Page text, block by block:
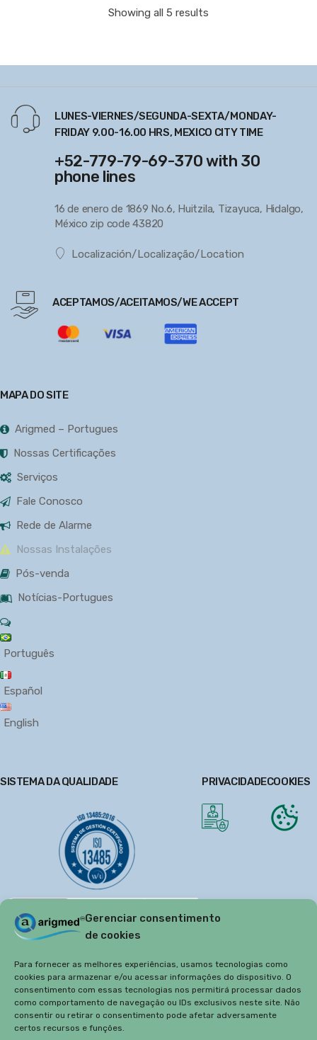
Gerenciar consentimento
de cookies
Para fornecer as melhores experiências, usamos tecnologias como
cookies para armazenar e/ou acessar informações do dispositivo. O
consentimento com essas tecnologias nos permitirá processar dados
como comportamento de navegação ou IDs exclusivos neste site. Não
consentir ou retirar o consentimento pode afetar adversamente
certos recursos e funções.
Showing all 5 results
LUNES-VIERNES/SEGUNDA-SEXTA/MONDAY-
FRIDAY 9.00-16.00 HRS, MEXICO CITY TIME
+52-779-79-69-370 with 30
phone lines
16 de enero de 1869 No.6, Huitzila, Tizayuca, Hidalgo,
México zip code 43820
Localización/Localização/Location
ACEPTAMOS/ACEITAMOS/WE ACCEPT
MAPA DO SITE
Arigmed – Portugues
Nossas Certificações
Serviços
Fale Conosco
Rede de Alarme
Nossas Instalações
Pós-venda
Notícias-Portugues
Português
Español
English
SISTEMA DA QUALIDADE PRIVACIDADECOOKIES